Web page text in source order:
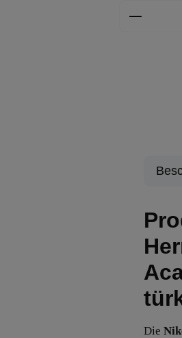
Die